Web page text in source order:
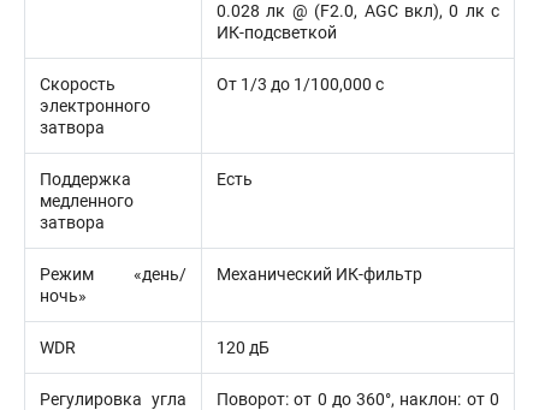
0.028 лк @ (F2.0, AGC вкл), 0 лк с
ИК-подсветкой
Скорость
электронного
затвора
От 1/3 до 1/100,000 с
Поддержка
медленного
затвора
Есть
Режим «день/
ночь»
Механический ИК-фильтр
WDR 120 дБ
Регулировка угла
Поворот: от 0 до 360°, наклон: от 0